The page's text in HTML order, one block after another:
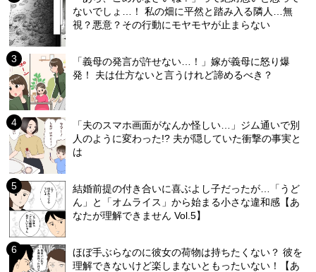
ないでしょ…！ 私の畑に平然と踏み入る隣人…無
視？悪意？その行動にモヤモヤが止まらない
「義母の発言が許せない…！」嫁が義母に怒り爆
発！ 夫は仕方ないと言うけれど諦めるべき？
「夫のスマホ画面がなんか怪しい…」ジム通いで別
人のように変わった!? 夫が隠していた衝撃の事実と
は
結婚前提の付き合いに喜ぶよし子だったが…「うど
ん」と「オムライス」から始まる小さな違和感【あ
なたが理解できません Vol.5】
ほぼ手ぶらなのに彼女の荷物は持ちたくない？ 彼を
理解できないけど楽しまないともったいない！【あ